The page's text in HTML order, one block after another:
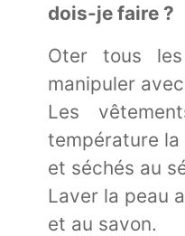
dois-je faire ?
Oter tous
manipuler
Les
température la
et séchés au
Laver la peau
et au savon.